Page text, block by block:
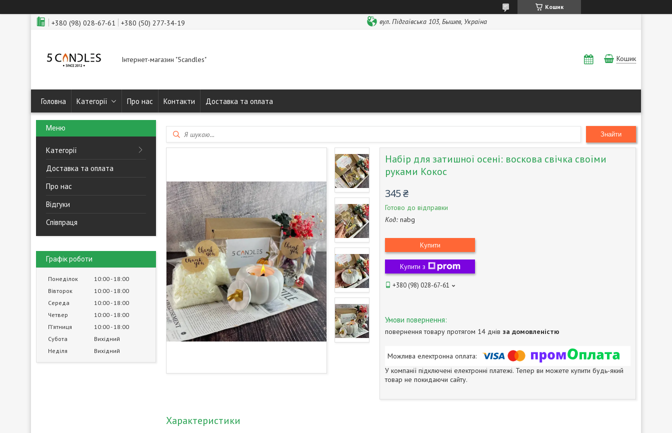
Кошик
+380 (98) 028-67-61 +380 (50) 277-34-19 вул. Підгаївська 103, Бышев, Україна
Інтернет-магазин "5candles" Кошик
Головна Категорії Про нас Контакти Доставка та оплата
Категорії
Доставка та оплата
Про нас
Відгуки
Співпраця
Графік роботи
Понеділок 10:00 18:00
Вівторок
10:00 18:00
Середа
10:00 18:00
Четвер
10:00 18:00
Пʼятниця
10:00 18:00
Субота
Вихідний
Неділя
Вихідний
Знайти
Набір для затишної осені: воскова свічка своїми
руками Кокос
345 ₴
Готово до відправки
Код: nabg
Купити
Купити з
+380 (98) 028-67-61
повернення товару протягом 14 днів за домовленістю
У компанії підключені електронні платежі. Тепер ви можете купити будь-який
товар не покидаючи сайту.
Характеристики